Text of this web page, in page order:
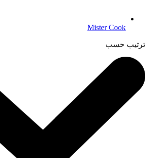
Mister Cook
ترتيب حسب